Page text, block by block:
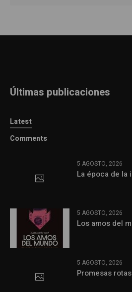
Últimas publicaciones
Latest
Comments
5 AGOSTO, 2026
La época de la
5 AGOSTO, 2026
Los amos del
5 AGOSTO, 2026
Promesas rotas